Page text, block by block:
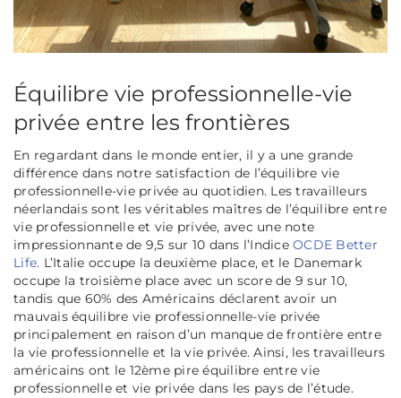
Équilibre vie professionnelle-vie
privée entre les frontières
En regardant dans le monde entier, il y a une grande
différence dans notre satisfaction de l’équilibre vie
professionnelle-vie privée au quotidien. Les travailleurs
néerlandais sont les véritables maîtres de l’équilibre entre
vie professionnelle et vie privée, avec une note
impressionnante de 9,5 sur 10 dans l’Indice OCDE Better
Life. L’Italie occupe la deuxième place, et le Danemark
occupe la troisième place avec un score de 9 sur 10,
tandis que 60% des Américains déclarent avoir un
mauvais équilibre vie professionnelle-vie privée
principalement en raison d’un manque de frontière entre
la vie professionnelle et la vie privée. Ainsi, les travailleurs
américains ont le 12ème pire équilibre entre vie
professionnelle et vie privée dans les pays de l’étude.